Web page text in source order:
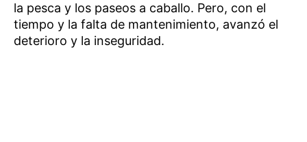
la pesca y los paseos a caballo. Pero, con el
tiempo y la falta de mantenimiento, avanzó el
deterioro y la inseguridad.